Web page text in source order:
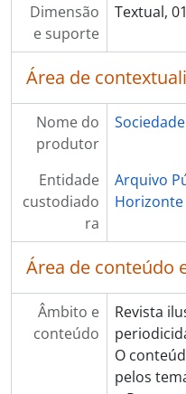
Dimensão
e suporte
Textual,
Área de
Nome do
produtor
Entidade
custodiado
ra
Arquivo
Horizonte
Área de conteúdo
Âmbito e
conteúdo
Revista
O
pelos